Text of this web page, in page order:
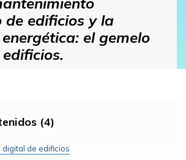
de edificios y la
el gemelo
(4)
digital de edificios